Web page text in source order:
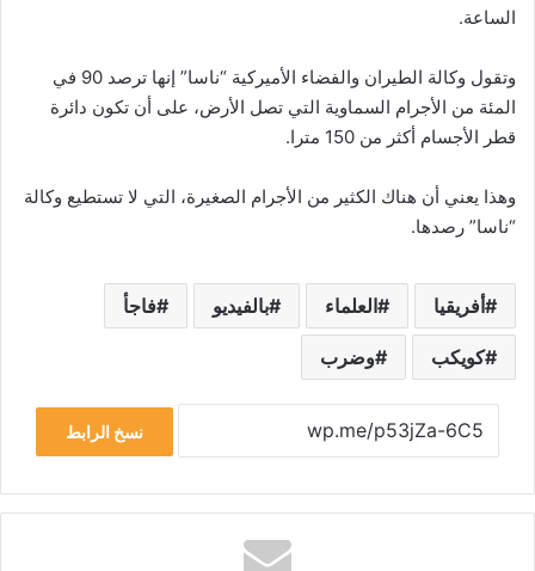
الساعة.
وتقول وكالة الطيران والفضاء الأميركية “ناسا” إنها ترصد 90 في
المئة من الأجرام السماوية التي تصل الأرض، على أن تكون دائرة
قطر الأجسام أكثر من 150 مترا.
وهذا يعني أن هناك الكثير من الأجرام الصغيرة، التي لا تستطيع وكالة
“ناسا” رصدها.
أفريقيا العلماء بالفيديو فاجأ
كويكب وضرب
نسخ الرابط